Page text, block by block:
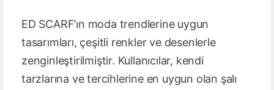
ED SCARF’ın moda trendlerine uygun
tasarımları, çeşitli renkler ve desenlerle
zenginleştirilmiştir. Kullanıcılar, kendi
tarzlarına ve tercihlerine en uygun olan şalı